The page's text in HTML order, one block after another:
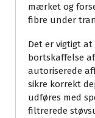
mærket og
fibre under
Det er vigtigt
bortskaffelse
autoriserede
sikre korrekt
udføres med
filtrerede